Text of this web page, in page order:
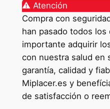
⚠️ Atención
Compra con
han pasado todos
importante adquirir
con nuestra salud en
garantía, calidad y
Miplacer.es y
de satisfacción o